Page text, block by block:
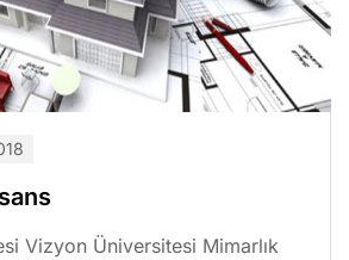
Vizyon Üniversitesi Mimarlık